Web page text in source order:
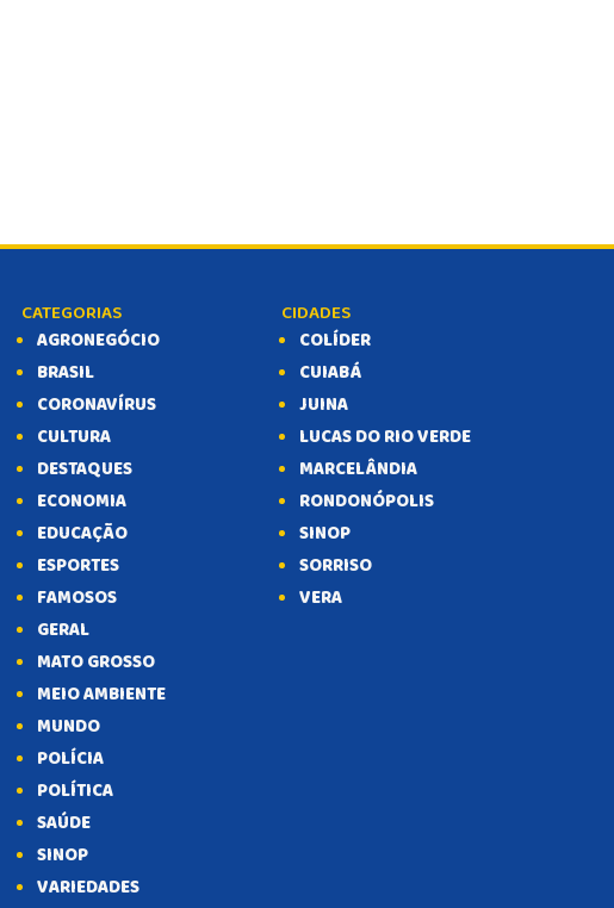
CATEGORIAS
AGRONEGÓCIO
BRASIL
CORONAVÍRUS
CULTURA
DESTAQUES
ECONOMIA
EDUCAÇÃO
ESPORTES
FAMOSOS
GERAL
MATO GROSSO
MEIO AMBIENTE
MUNDO
POLÍCIA
POLÍTICA
SAÚDE
SINOP
VARIEDADES
CIDADES
COLÍDER
CUIABÁ
JUINA
LUCAS DO RIO VERDE
MARCELÂNDIA
RONDONÓPOLIS
SINOP
SORRISO
VERA